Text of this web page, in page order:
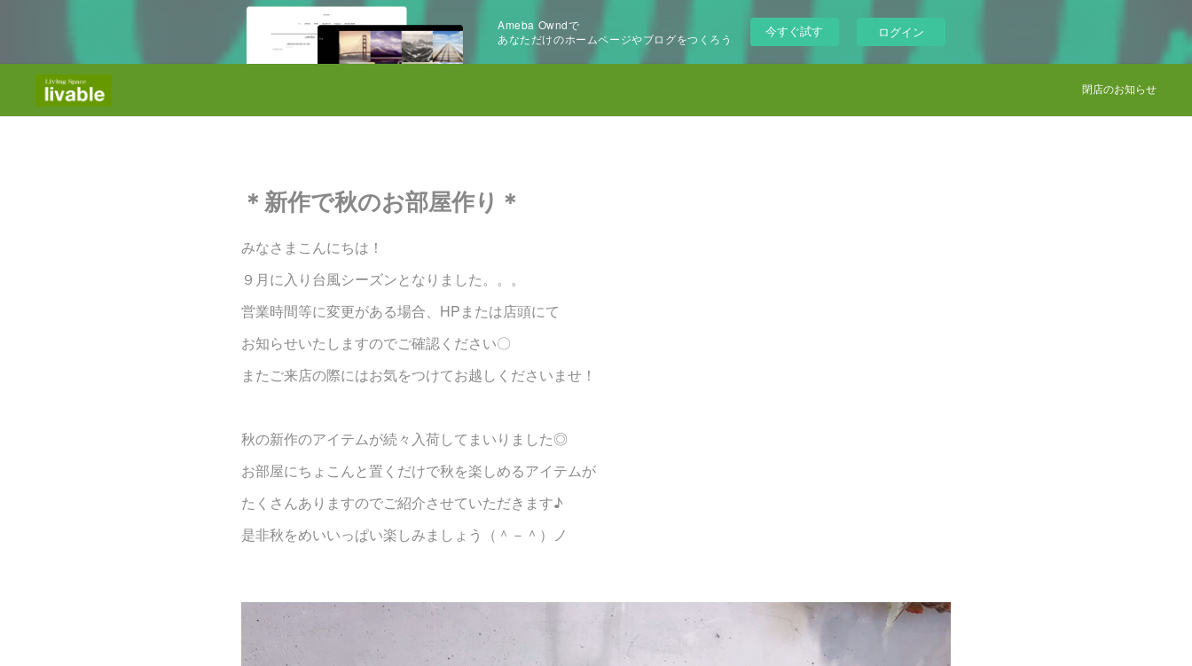
Ameba Owndで
あなただけのホームページやブログをつくろう
今すぐ試す ログイン
閉店のお知らせ
＊新作で秋のお部屋作り＊
みなさまこんにちは！
９月に入り台風シーズンとなりました。。。
営業時間等に変更がある場合、HPまたは店頭にて
お知らせいたしますのでご確認ください〇
またご来店の際にはお気をつけてお越しくださいませ！
秋の新作のアイテムが続々入荷してまいりました◎
お部屋にちょこんと置くだけで秋を楽しめるアイテムが
たくさんありますのでご紹介させていただきます♪
是非秋をめいいっぱい楽しみましょう（＾－＾）ノ